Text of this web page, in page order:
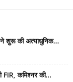
ने शुरू की अत्याधुनिक...
FIR, कमिश्नर की...